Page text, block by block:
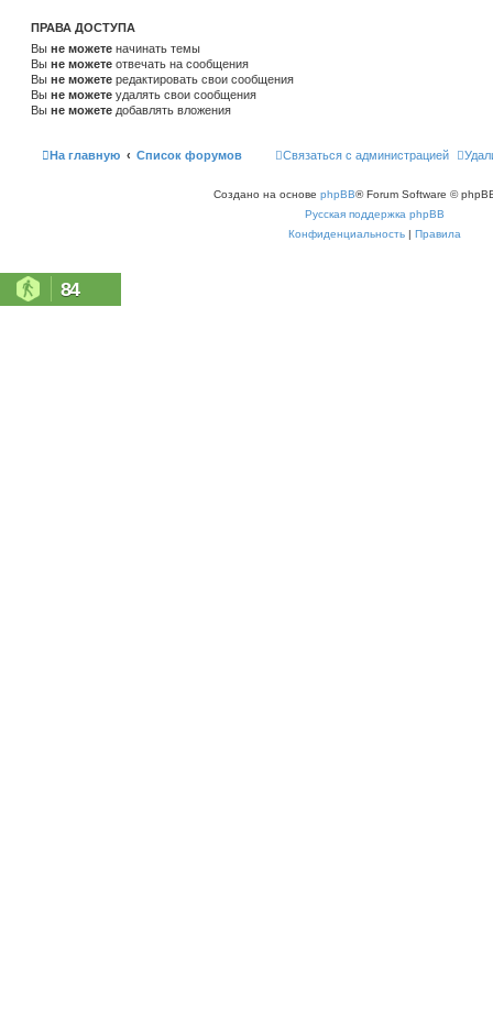
ПРАВА ДОСТУПА
Вы не можете начинать темы
Вы не можете отвечать на сообщения
Вы не можете редактировать свои сообщения
Вы не можете удалять свои сообщения
Вы не можете добавлять вложения
На главную Список форумов Связаться с администрацией
Создано на основе phpBB® Forum Software ©
Русская поддержка phpBB
Конфиденциальность | Правила
84